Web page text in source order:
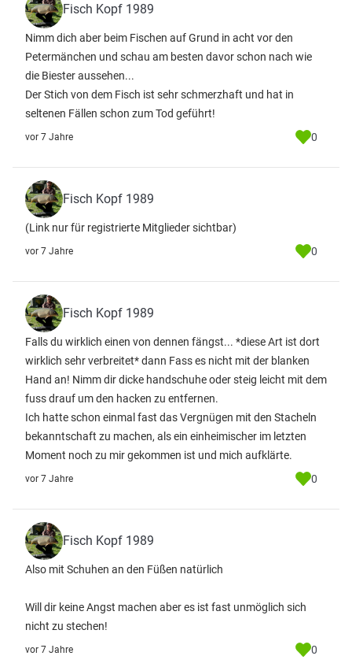
Fisch Kopf 1989
Nimm dich aber beim Fischen auf Grund in acht vor den
Petermänchen und schau am besten davor schon nach wie
die Biester aussehen...
Der Stich von dem Fisch ist sehr schmerzhaft und hat in
seltenen Fällen schon zum Tod geführt!
vor 7 Jahre 0
Fisch Kopf 1989
(Link nur für registrierte Mitglieder sichtbar)
vor 7 Jahre 0
Fisch Kopf 1989
Falls du wirklich einen von dennen fängst... *diese Art ist dort
wirklich sehr verbreitet* dann Fass es nicht mit der blanken
Hand an! Nimm dir dicke handschuhe oder steig leicht mit dem
fuss drauf um den hacken zu entfernen.
Ich hatte schon einmal fast das Vergnügen mit den Stacheln
bekanntschaft zu machen, als ein einheimischer im letzten
Moment noch zu mir gekommen ist und mich aufklärte.
vor 7 Jahre 0
Fisch Kopf 1989
Also mit Schuhen an den Füßen natürlich
Will dir keine Angst machen aber es ist fast unmöglich sich
nicht zu stechen!
vor 7 Jahre 0